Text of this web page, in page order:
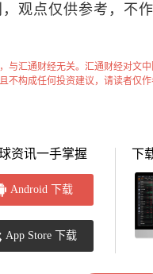
观点仅供参考，不
与汇通财经无关。汇通财经对文
不构成任何投资建议，请读者仅
资讯一手掌握
Android 下载
App Store 下载
下